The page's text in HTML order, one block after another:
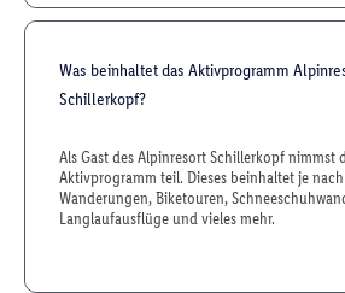
Was beinhaltet das Aktivprogramm
Schillerkopf?
Als Gast des Alpinresort Schillerkopf nimmst
Aktivprogramm teil. Dieses beinhaltet je
Wanderungen, Biketouren,
Langlaufausflüge und vieles mehr.